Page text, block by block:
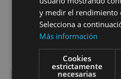
y medir el rendimiento
Selecciona a
Más información
Cookies
estrictamente
necesarias